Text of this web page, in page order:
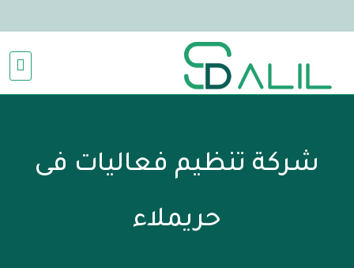
شركة تنظيم فعاليات فى
حريملاء